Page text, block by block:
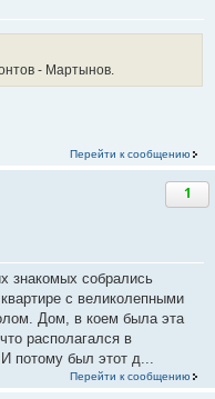
- Мартынов.
Перейти к сообщению
1
знакомых собрались
с великолепными
Дом, в коем была эта
располагался в
потому был этот д...
Перейти к сообщению